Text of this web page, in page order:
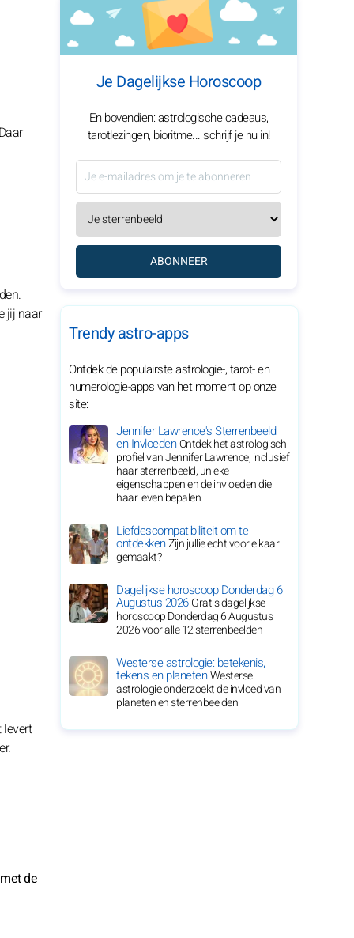
jij naar
de
Je Dagelijkse Horoscoop
En bovendien: astrologische cadeaus,
tarotlezingen, bioritme... schrijf je nu in!
ABONNEER
Trendy astro-apps
Ontdek de populairste astrologie-, tarot- en
numerologie-apps van het moment op onze
site:
Jennifer Lawrence's Sterrenbeeld
en InvloedenOntdek het astrologisch
profiel van Jennifer Lawrence, inclusief
haar sterrenbeeld, unieke
eigenschappen en de invloeden die
haar leven bepalen.
Liefdescompatibiliteit om te
ontdekkenZijn jullie echt voor elkaar
gemaakt?
Dagelijkse horoscoop Donderdag 6
Augustus 2026Gratis dagelijkse
horoscoop Donderdag 6 Augustus
2026 voor alle 12 sterrenbeelden
Westerse astrologie: betekenis,
tekens en planetenWesterse
astrologie onderzoekt de invloed van
planeten en sterrenbeelden